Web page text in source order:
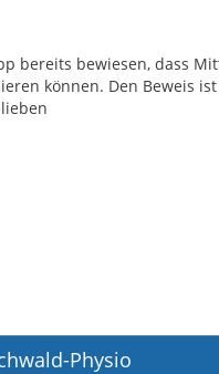
bereits bewiesen, dass
können. Den Beweis
Physio